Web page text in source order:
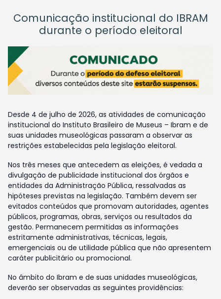
Comunicação institucional do IBRAM
durante o período eleitoral
Desde 4 de julho de 2026, as atividades de comunicação
institucional do Instituto Brasileiro de Museus – Ibram e de
suas unidades museológicas passaram a observar as
restrições estabelecidas pela legislação eleitoral.
Nos três meses que antecedem as eleições, é vedada a
divulgação de publicidade institucional dos órgãos e
entidades da Administração Pública, ressalvadas as
hipóteses previstas na legislação. Também devem ser
evitados conteúdos que promovam autoridades, agentes
públicos, programas, obras, serviços ou resultados da
gestão. Permanecem permitidas as informações
estritamente administrativas, técnicas, legais,
emergenciais ou de utilidade pública que não apresentem
caráter publicitário ou promocional.
No âmbito do Ibram e de suas unidades museológicas,
deverão ser observadas as seguintes providências: